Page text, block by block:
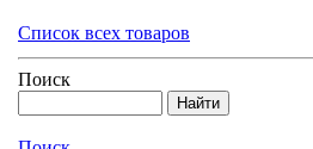
Список всех товаров
Поиск